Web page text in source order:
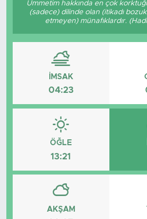
Ümmetim hakkında en çok
(sadece) dilinde olan (itikadı
etmeyen) münafıklardır.
İMSAK
04:23
ÖĞLE
13:21
AKŞAM
BİLİM-TEKNOLOJİ
RÖPÖRTAJ
ANALİZ
NOSTALJİ
YAZARLAR
POLİTİKA